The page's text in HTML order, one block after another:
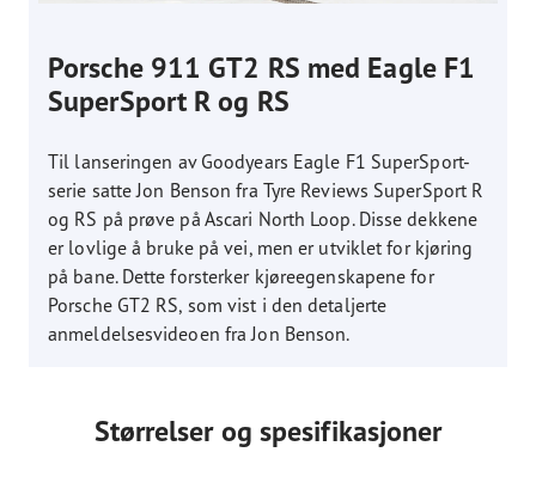
Porsche 911 GT2 RS med Eagle F1
SuperSport R og RS
Til lanseringen av Goodyears Eagle F1 SuperSport-
serie satte Jon Benson fra Tyre Reviews SuperSport R
og RS på prøve på Ascari North Loop. Disse dekkene
er lovlige å bruke på vei, men er utviklet for kjøring
på bane. Dette forsterker kjøreegenskapene for
Porsche GT2 RS, som vist i den detaljerte
anmeldelsesvideoen fra Jon Benson.
Størrelser og spesifikasjoner